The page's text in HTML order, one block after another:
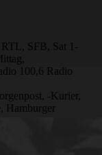
SFB, Sat 1-
100,6 Radio
-Kurier,
Hamburger